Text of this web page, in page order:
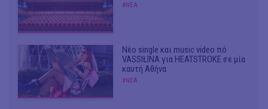
#ΝΕΑ
Νέο single και music video πό
VASSIŁINA για HEATSTROKE σε μία
καυτή Αθήνα
#ΝΕΑ